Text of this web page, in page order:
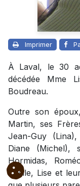
Imprimer
À Laval, le 30
décédée Mme
Boudreau.
Outre son
Martin, ses
Jean-Guy
Diane (Michel),
Hormidas,
Cécile, Lise et